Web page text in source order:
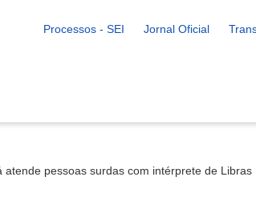
Processos - SEI Jornal Oficial
atende pessoas surdas com intérprete de Libras